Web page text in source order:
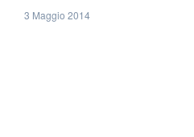
3 Maggio 2014